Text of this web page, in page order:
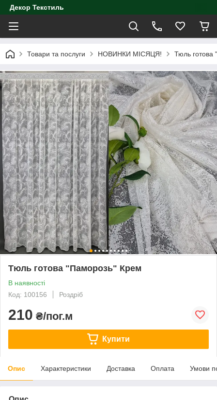
Декор Текстиль
Товари та послуги НОВИНКИ МІСЯЦЯ! Тюль готова
Тюль готова "Паморозь" Крем
В наявності
Код: 100156
Роздріб
210 ₴/пог.м
Купити
Опис Характеристики Доставка Оплата Умови